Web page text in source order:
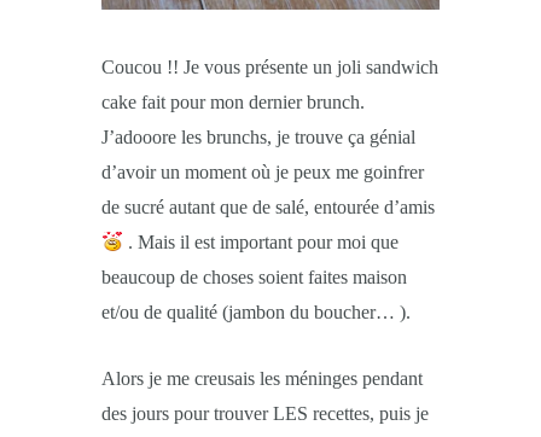
Coucou !! Je vous présente un joli sandwich
cake fait pour mon dernier brunch.
J’adooore les brunchs, je trouve ça génial
d’avoir un moment où je peux me goinfrer
de sucré autant que de salé, entourée d’amis
. Mais il est important pour moi que
beaucoup de choses soient faites maison
et/ou de qualité (jambon du boucher… ).
Alors je me creusais les méninges pendant
des jours pour trouver LES recettes, puis je